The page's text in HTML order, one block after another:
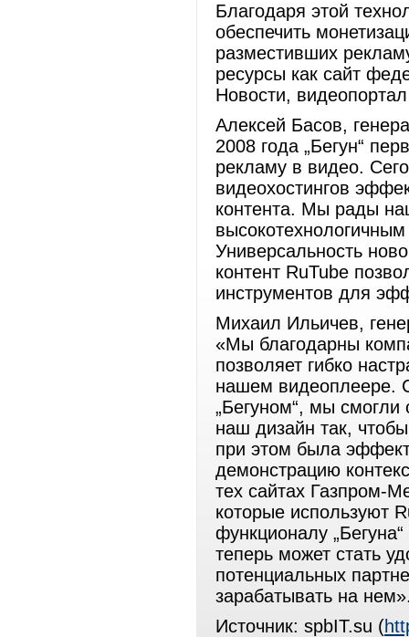
Благодаря этой
обеспечить
разместивших
ресурсы как сайт
Новости,
Алексей Басов,
2008 года „Бегун“
рекламу в видео.
видеохостингов
контента. Мы рады
Универсальность
контент RuTube
инструментов для
Михаил Ильичев,
«Мы благодарны
позволяет гибко
нашем видеоплеере.
„Бегуном“, мы смогли
наш дизайн так,
при этом была
демонстрацию
тех сайтах Газпром-
которые используют
функционалу
теперь может стать
потенциальных
зарабатывать на
Источник: spbIT.su (